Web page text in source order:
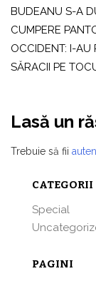
BUDEANU S-A
CUMPERE
OCCIDENT: I-AU
SĂRACII PE
Lasă un
Trebuie să fii
CATEGORII
Special
PAGINI